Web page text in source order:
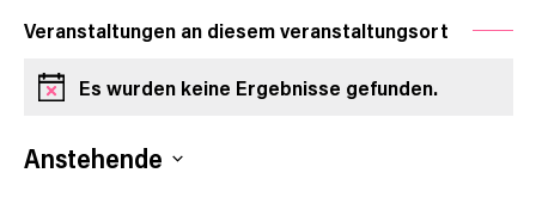
Veranstaltungen an diesem veranstaltungsort
HinweisEs wurden keine Ergebnisse gefunden.
Anstehende